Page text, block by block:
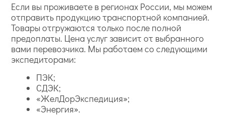
Если вы проживаете в регионах России, мы можем
отправить продукцию транспортной компанией.
Товары отгружаются только после полной
предоплаты. Цена услуг зависит от выбранного
вами перевозчика. Мы работаем со следующими
экспедиторами:
ПЭК;
СДЭК;
«ЖелДорЭкспедиция»;
«Энергия».